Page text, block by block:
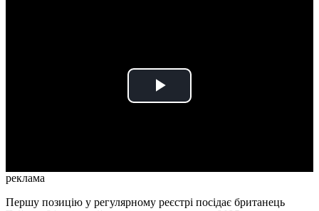
Play
реклама
Першу позицію у регулярному реєстрі посідає британець